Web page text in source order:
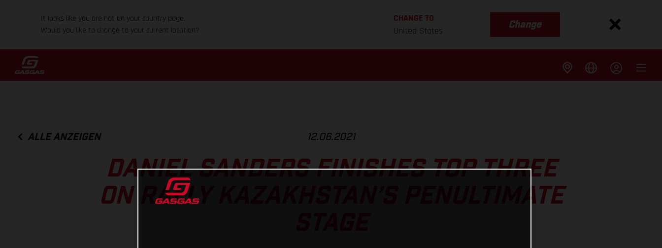
It looks like you are not on your country page.
Would you like to change to your current location?
CHANGE TO
United States
Change
ALLE ANZEIGEN 12.06.2021
DANIEL SANDERS FINISHES TOP THREE
ON RALLY KAZAKHSTAN’S PENULTIMATE